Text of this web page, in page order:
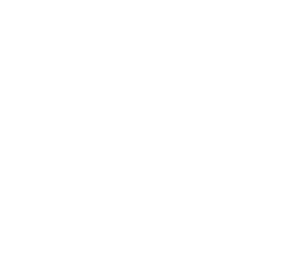
DELLE
del 25-06-2024
01 del 30-06-2025